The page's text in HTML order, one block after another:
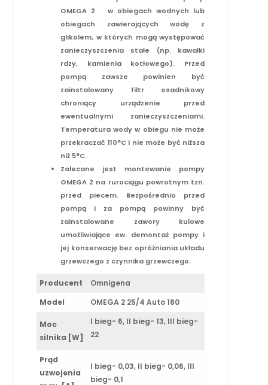
OMEGA 2 w obiegach wodnych lub
obiegach zawierających wodę z
glikolem, w których mogą występować
zanieczyszczenia stałe (np. kawałki
rdzy, kamienia kotłowego). Przed
pompą zawsze powinien być
zainstalowany filtr osadnikowy
chroniący urządzenie przed
ewentualnymi zanieczyszczeniami.
Temperatura wody w obiegu nie może
przekraczać 110°C i nie może być niższa
niż 5°C.
Zalecane jest montowanie pompy
OMEGA 2 na rurociągu powrotnym tzn.
przed piecem. Bezpośrednio przed
pompą i za pompą powinny być
zainstalowane zawory kulowe
umożliwiające ew. demontaż pompy i
jej konserwację bez opróżniania układu
grzewczego z czynnika grzewczego.
Producent
Omnigena
Model
OMEGA 2 25/4 Auto 180
Moc
silnika [W]
I bieg- 6, II bieg- 13, III bieg-
22
Prąd
uzwojenia
I bieg- 0,03, II bieg- 0,06, III
bieg- 0,1